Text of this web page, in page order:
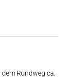
Rundweg ca.